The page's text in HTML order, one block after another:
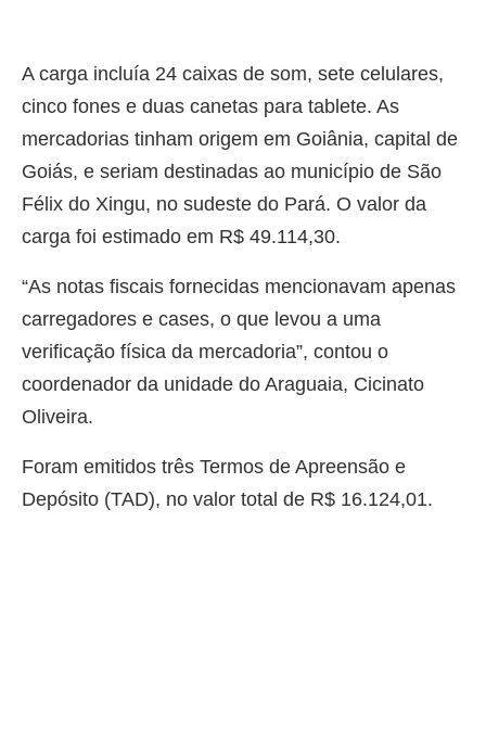
A carga incluía 24 caixas de som, sete celulares,
cinco fones e duas canetas para tablete. As
mercadorias tinham origem em Goiânia, capital de
Goiás, e seriam destinadas ao município de São
Félix do Xingu, no sudeste do Pará. O valor da
carga foi estimado em R$ 49.114,30.
“As notas fiscais fornecidas mencionavam apenas
carregadores e cases, o que levou a uma
verificação física da mercadoria”, contou o
coordenador da unidade do Araguaia, Cicinato
Oliveira.
Foram emitidos três Termos de Apreensão e
Depósito (TAD), no valor total de R$ 16.124,01.